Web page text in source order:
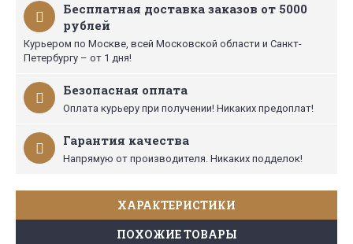
Бесплатная доставка заказов от 5000
рублей
Курьером по Москве, всей Московской области и Санкт-
Петербургу – от 1 дня!
Безопасная оплата
Оплата курьеру при получении! Никаких предоплат!
Гарантия качества
Напрямую от производителя. Никаких подделок!
ХАРАКТЕРИСТИКИ
ПОХОЖИЕ ТОВАРЫ